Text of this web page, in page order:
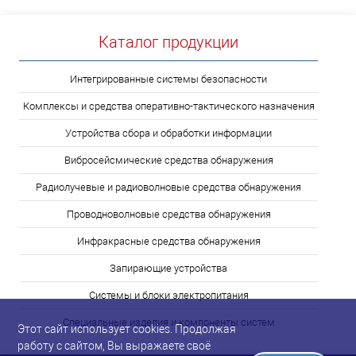
Каталог продукции
Интегрированные системы безопасности
Комплексы и средства оперативно-тактического назначения
Устройства сбора и обработки информации
Вибросейсмические средства обнаружения
Радиолучевые и радиоволновые средства обнаружения
Проводноволновые средства обнаружения
Инфракрасные средства обнаружения
Запирающие устройства
Системы и блоки электропитания
Специальные изделия и компоненты систем
Этот сайт использует cookies. Продолжая
работу с сайтом, Вы выражаете своё